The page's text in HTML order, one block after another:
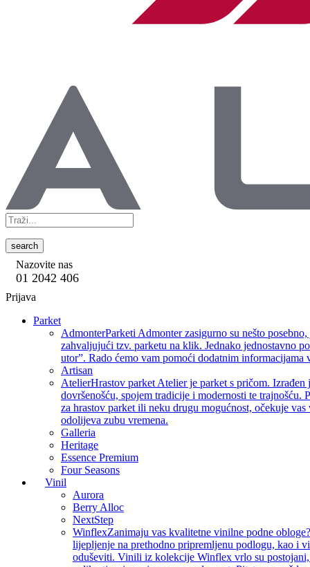
search
Nazovite nas
01 2042 406
Prijava
Parket
AdmonterParketi Admonter zasigurno su nešto
zahvaljujući tzv. parketu na klik. Jednako jednostavno
utor”. Rado ćemo vam pomoći dodatnim informacijama
Artisan
AtelierHrastov parket Atelier je parket s pričom.
dovršenošću, spojem tradicije i modernosti te
za hrastov parket ili neku drugu mogućnost, očekuje
odolijeva zubu vremena.
Galleria
Heritage
Essence Premium
Four Seasons
Vinil
Aurora
Berry Alloc
NextStep
WinflexZanimaju vas kvalitetne vinilne podne
lijepljenje na prethodno pripremljenu podlogu, kao i
oduševiti. Vinili iz kolekcije Winflex vrlo su postojani,